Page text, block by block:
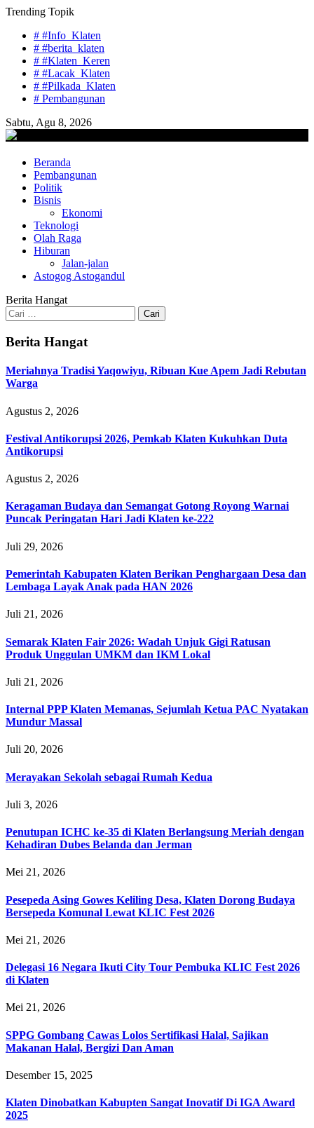
Skip
content
Trending Topik
# #Info_Klaten
# #berita_klaten
# #Klaten_Keren
# #Lacak_Klaten
# #Pilkada_Klaten
# Pembangunan
Sabtu, Agu 8, 2026
lacaknews.com
Lacak Gaya Baru
Beranda
Pembangunan
Politik
Bisnis
Ekonomi
Teknologi
Olah Raga
Hiburan
Jalan-jalan
Astogog Astogandul
Berita Hangat
Cari
untuk:
Berita Hangat
Meriahnya Tradisi Yaqowiyu, Ribuan Kue Apem Jadi Rebutan
Warga
Agustus 2, 2026
Festival Antikorupsi 2026, Pemkab Klaten Kukuhkan Duta
Antikorupsi
Agustus 2, 2026
Keragaman Budaya dan Semangat Gotong Royong Warnai
Puncak Peringatan Hari Jadi Klaten ke-222
Juli 29, 2026
Pemerintah Kabupaten Klaten Berikan Penghargaan Desa dan
Lembaga Layak Anak pada HAN 2026
Juli 21, 2026
Semarak Klaten Fair 2026: Wadah Unjuk Gigi Ratusan
Produk Unggulan UMKM dan IKM Lokal
Juli 21, 2026
Internal PPP Klaten Memanas, Sejumlah Ketua PAC Nyatakan
Mundur Massal
Juli 20, 2026
Merayakan Sekolah sebagai Rumah Kedua
Juli 3, 2026
Penutupan ICHC ke-35 di Klaten Berlangsung Meriah dengan
Kehadiran Dubes Belanda dan Jerman
Mei 21, 2026
Pesepeda Asing Gowes Keliling Desa, Klaten Dorong Budaya
Bersepeda Komunal Lewat KLIC Fest 2026
Mei 21, 2026
Delegasi 16 Negara Ikuti City Tour Pembuka KLIC Fest 2026
di Klaten
Mei 21, 2026
SPPG Gombang Cawas Lolos Sertifikasi Halal, Sajikan
Makanan Halal, Bergizi Dan Aman
Desember 15, 2025
Klaten Dinobatkan Kabupten Sangat Inovatif Di IGA Award
2025